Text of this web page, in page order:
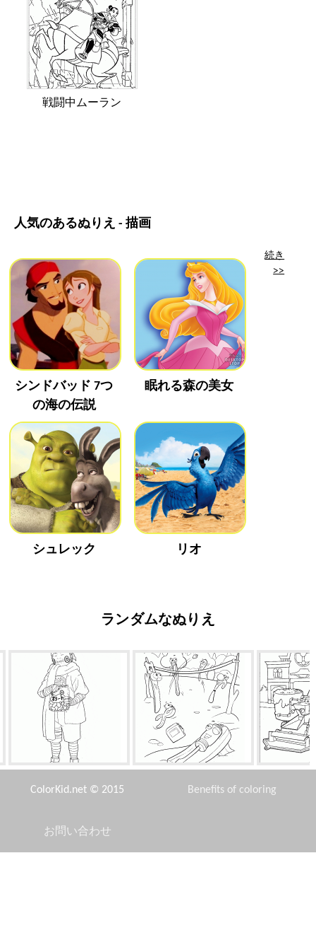
戦闘中ムーラン
人気のあるぬりえ - 描画
シンドバッド 7つ
の海の伝説
眠れる森の美女
シュレック リオ
続き
>>
ランダムなぬりえ
明道長治 ツールが休んでいます 県のアス
ColorKid.net © 2015 Benefits of coloring
お問い合わせ